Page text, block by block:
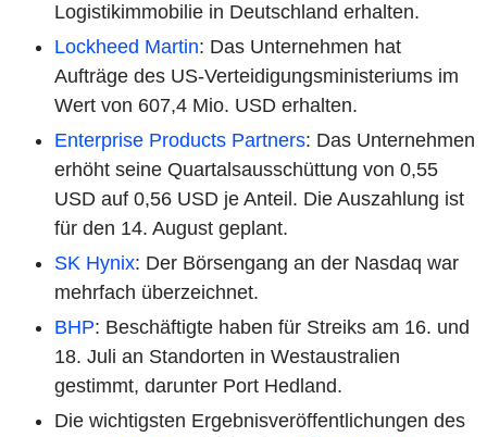
Logistikimmobilie in Deutschland erhalten.
Lockheed Martin: Das Unternehmen hat
Aufträge des US-Verteidigungsministeriums im
Wert von 607,4 Mio. USD erhalten.
Enterprise Products Partners: Das Unternehmen
erhöht seine Quartalsausschüttung von 0,55
USD auf 0,56 USD je Anteil. Die Auszahlung ist
für den 14. August geplant.
SK Hynix: Der Börsengang an der Nasdaq war
mehrfach überzeichnet.
BHP: Beschäftigte haben für Streiks am 16. und
18. Juli an Standorten in Westaustralien
gestimmt, darunter Port Hedland.
Die wichtigsten Ergebnisveröffentlichungen des